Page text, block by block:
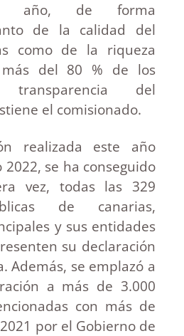
año, de forma
de la calidad del
como de la riqueza
del 80 % de los
del
el comisionado.
realizada este año
se ha conseguido
vez, todas las 329
de canarias,
y sus entidades
su declaración
Además, se emplazó a
a más de 3.000
con más de
por el Gobierno de